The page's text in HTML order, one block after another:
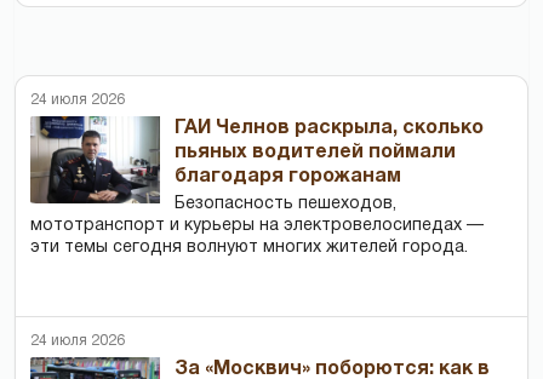
24 июля 2026
ГАИ Челнов раскрыла, сколько
пьяных водителей поймали
благодаря горожанам
Безопасность пешеходов,
мототранспорт и курьеры на электровелосипедах —
эти темы сегодня волнуют многих жителей города.
24 июля 2026
За «Москвич» поборются: как в